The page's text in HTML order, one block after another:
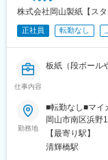
株式会社岡山製紙【スタ
正社員 転勤なし
仕事内容
板紙（段ボール
勤務地
■転勤なし■マイ
岡山市南区浜野
10分＜受動喫
【最寄り駅】
清輝橋駅